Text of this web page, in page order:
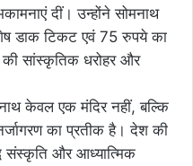
दीं। उन्होंने सोमनाथ
डाक टिकट एवं 75 रुपये का
की सांस्कृतिक धरोहर और
केवल एक मंदिर नहीं, बल्कि
का प्रतीक है। देश की
संस्कृति और आध्यात्मिक